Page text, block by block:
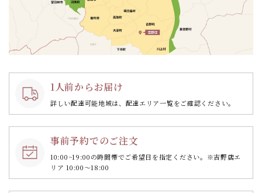
1人前からお届け
詳しい配達可能地域は、配達エリア一覧をご確認ください。
事前予約でのご注文
10:00~19:00の時間帯でご希望日を指定ください。 ※吉野店エ
リア 10:00～18:00